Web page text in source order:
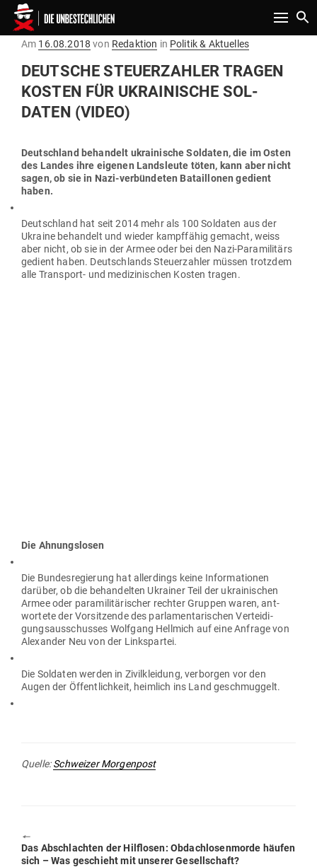
Toggle
Am Gepostet
16.08.2018 von Redaktion in Politik & Aktuelles
DEUTSCHE STEU­ER­ZAHLER TRAGEN
KOSTEN FÜR UKRAI­NISCHE SOL­
DATEN (VIDEO)
Deutschland behandelt ukrai­nische Sol­daten, die im Osten
des Landes ihre eigenen Lands­leute töten, kann aber nicht
sagen, ob sie in Nazi-ver­bün­deten Batail­lonen gedient
haben.
Deutschland hat seit 2014 mehr als 100 Sol­daten aus der
Ukraine behandelt und wieder kampf­fähig gemacht, weiss
aber nicht, ob sie in der Armee oder bei den Nazi-Para­mi­litärs
gedient haben. Deutsch­lands Steu­er­zahler müssen trotzdem
alle Transport- und medi­zi­ni­schen Kosten tragen.
Die Ahnungs­losen
Die Bun­des­re­gierung hat aller­dings keine Infor­ma­tionen
darüber, ob die behan­delten Ukrainer Teil der ukrai­ni­schen
Armee oder para­mi­li­tä­ri­scher rechter Gruppen waren, ant­
wortete der Vor­sit­zende des par­la­men­ta­ri­schen Ver­tei­di­
gungs­aus­schusses Wolfgang Hellmich auf eine Anfrage von
Alex­ander Neu von der Linkspartei.
Die Sol­daten werden in Zivil­kleidung, ver­borgen vor den
Augen der Öffent­lichkeit, heimlich ins Land geschmuggelt.
Quelle:Schweizer Mor­genpost
🠔
Previous
post:
Das Abschlachten der Hilf­losen: Obdach­lo­sen­morde häufen
sich – Was geschieht mit unserer Gesellschaft?